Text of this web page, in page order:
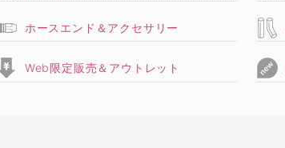
ホースエンド＆アクセサリー
Web限定販売＆アウトレット